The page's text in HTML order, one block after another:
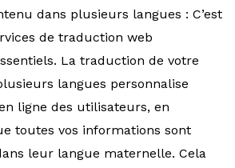
dans plusieurs langues : C’est
de traduction web
La traduction de votre
langues personnalise
ligne des utilisateurs, en
toutes vos informations sont
leur langue maternelle. Cela